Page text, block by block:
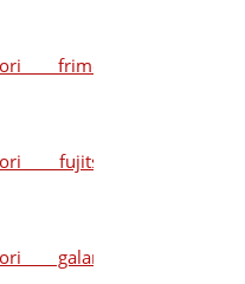
frimec
fujitsu
galanz